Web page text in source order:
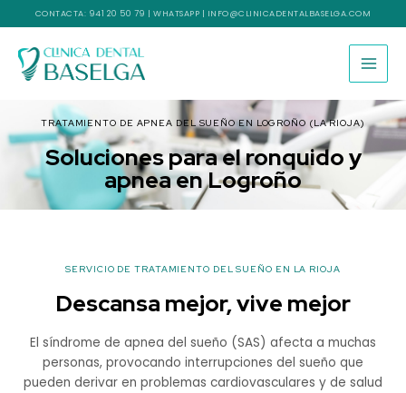
al
contenido
CONTACTA: 941 20 50 79 |WHATSAPP | INFO@CLINICADENTALBASELGA.COM
TRATAMIENTO DE APNEA DEL SUEÑO EN LOGROÑO (LA RIOJA)
Soluciones para el ronquido y
apnea en Logroño
SERVICIO DE TRATAMIENTO DEL SUEÑO EN LA RIOJA
Descansa mejor, vive mejor
El síndrome de apnea del sueño (SAS) afecta a muchas
personas, provocando interrupciones del sueño que
pueden derivar en problemas cardiovasculares y de salud